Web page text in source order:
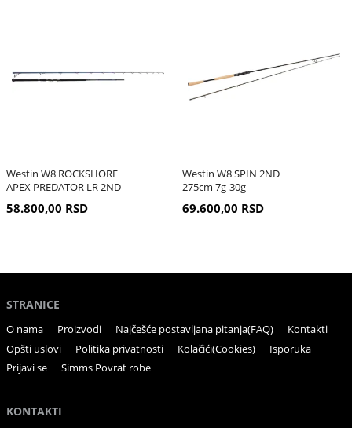
Westin W8 ROCKSHORE
APEX PREDATOR LR 2ND
58.800,00 RSD
Westin W8 SPIN 2ND
275cm 7g-30g
69.600,00 RSD
STRANICE
O nama Proizvodi Najčešće postavljana pitanja(FAQ)
Kontakti
Opšti uslovi
Politika privatnosti Kolačići(Cookies)
Isporuka
Prijavi se
Simms Povrat robe
KONTAKTI